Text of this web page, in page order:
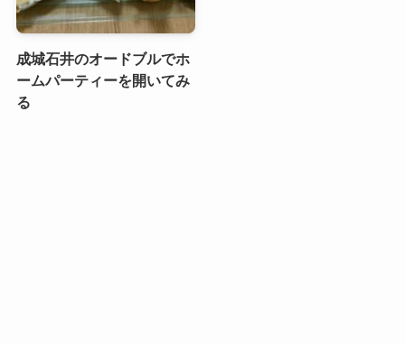
成城石井のオードブルでホ
ームパーティーを開いてみ
る